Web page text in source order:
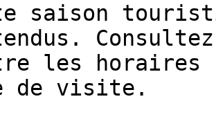
saison
les horaires
de visite.